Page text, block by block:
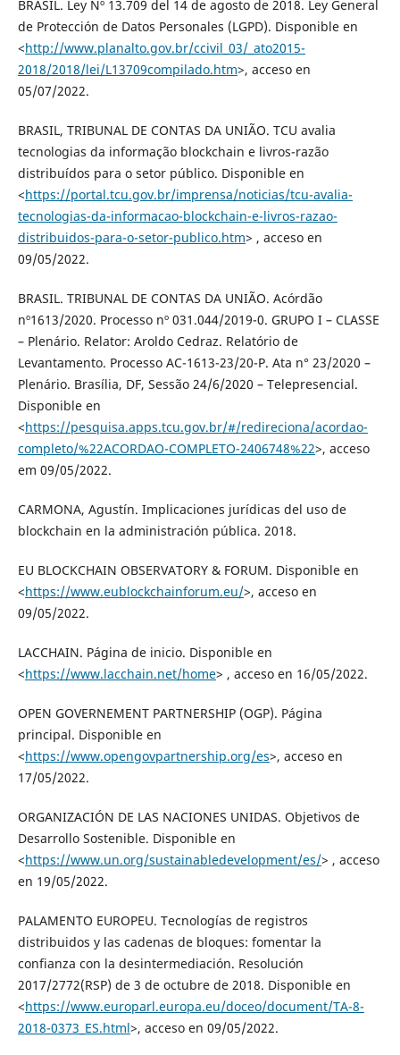
BRASIL. Ley Nº 13.709 del 14 de agosto de 2018. Ley General
de Protección de Datos Personales (LGPD). Disponible en
<http://www.planalto.gov.br/ccivil_03/_ato2015-
2018/2018/lei/L13709compilado.htm>, acceso en
05/07/2022.
BRASIL, TRIBUNAL DE CONTAS DA UNIÃO. TCU avalia
tecnologias da informação blockchain e livros-razão
distribuídos para o setor público. Disponible en
<https://portal.tcu.gov.br/imprensa/noticias/tcu-avalia-
tecnologias-da-informacao-blockchain-e-livros-razao-
distribuidos-para-o-setor-publico.htm> , acceso en
09/05/2022.
BRASIL. TRIBUNAL DE CONTAS DA UNIÃO. Acórdão
nº1613/2020. Processo nº 031.044/2019-0. GRUPO I – CLASSE
– Plenário. Relator: Aroldo Cedraz. Relatório de
Levantamento. Processo AC-1613-23/20-P. Ata n° 23/2020 –
Plenário. Brasília, DF, Sessão 24/6/2020 – Telepresencial.
Disponible en
<https://pesquisa.apps.tcu.gov.br/#/redireciona/acordao-
completo/%22ACORDAO-COMPLETO-2406748%22>, acceso
em 09/05/2022.
CARMONA, Agustín. Implicaciones jurídicas del uso de
blockchain en la administración pública. 2018.
EU BLOCKCHAIN OBSERVATORY & FORUM. Disponible en
<https://www.eublockchainforum.eu/>, acceso en
09/05/2022.
LACCHAIN. Página de inicio. Disponible en
<https://www.lacchain.net/home> , acceso en 16/05/2022.
OPEN GOVERNEMENT PARTNERSHIP (OGP). Página
principal. Disponible en
<https://www.opengovpartnership.org/es>, acceso en
17/05/2022.
ORGANIZACIÓN DE LAS NACIONES UNIDAS. Objetivos de
Desarrollo Sostenible. Disponible en
<https://www.un.org/sustainabledevelopment/es/> , acceso
en 19/05/2022.
PALAMENTO EUROPEU. Tecnologías de registros
distribuidos y las cadenas de bloques: fomentar la
confianza con la desintermediación. Resolución
2017/2772(RSP) de 3 de octubre de 2018. Disponible en
<https://www.europarl.europa.eu/doceo/document/TA-8-
2018-0373_ES.html>, acceso en 09/05/2022.